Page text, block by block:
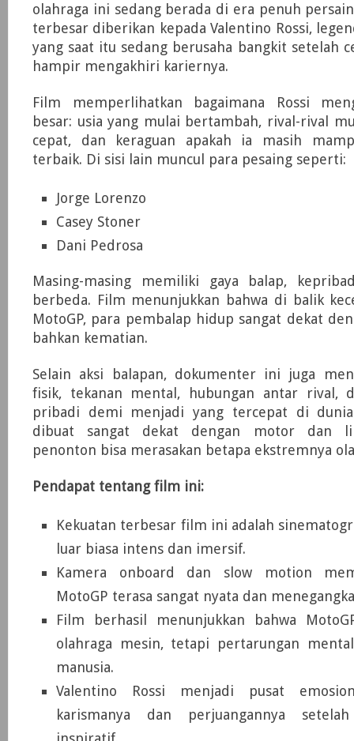
olahraga ini sedang berada di era penuh
terbesar diberikan kepadaValentino Rossi,
yang saat itu sedang berusaha bangkit setelah
hampir mengakhiri kariernya.
Film memperlihatkan bagaimana Rossi
besar: usia yang mulai bertambah, rival-rival
cepat, dan keraguan apakah ia masih
terbaik. Di sisi lain muncul para pesaing seperti:
Jorge Lorenzo
Casey Stoner
Dani Pedrosa
Masing-masing memiliki gaya balap,
berbeda. Film menunjukkan bahwa di balik
MotoGP, para pembalap hidup sangat dekat
bahkan kematian.
Selain aksi balapan, dokumenter ini juga
fisik, tekanan mental, hubungan antar rival,
pribadi demi menjadi yang tercepat di
dibuat sangat dekat dengan motor dan
penonton bisa merasakan betapa ekstremnya
Pendapat tentang film ini:
Kekuatan terbesar film ini adalah
luar biasa intens dan imersif.
Kamera onboard dan slow motion
MotoGP terasa sangat nyata dan
Film berhasil menunjukkan bahwa
olahraga mesin, tetapi pertarungan
manusia.
Valentino Rossi menjadi pusat
karismanya dan perjuangannya